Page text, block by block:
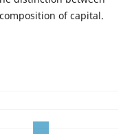
of capital.